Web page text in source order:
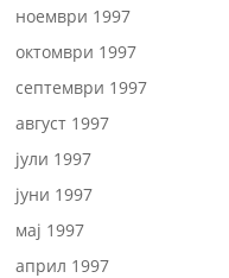
ноември 1997
октомври 1997
септември 1997
август 1997
јули 1997
јуни 1997
мај 1997
април 1997